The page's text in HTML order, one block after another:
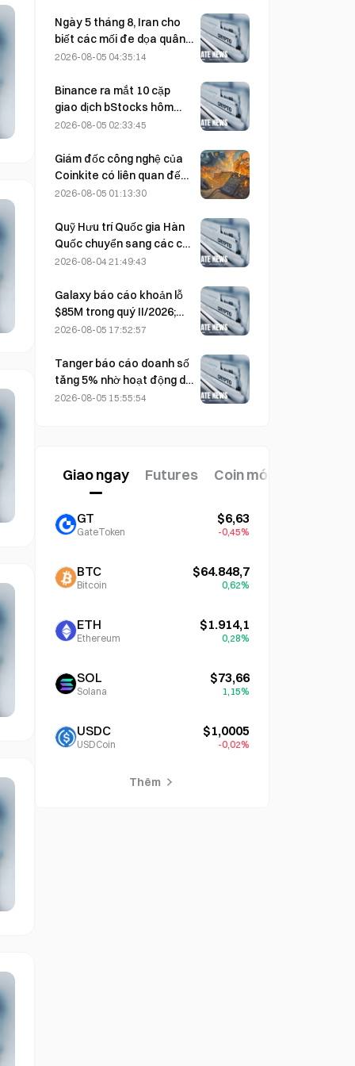
nào, và liệu báo cáo tài
chính có thể xác thực luận
điểm tăng trưởng này?
Ngày 5 tháng 8, Iran cho
biết các mối đe dọa quân
sự của Mỹ đã khiến thỏa
Hormuz bị trì hoãn.
2026-08-05 04:35:14
Binance ra mắt 10 cặp
giao dịch bStocks hôm
nay lúc 20:00 (UTC+8),
2026-08-05 02:33:45
Giám đốc công nghệ của
Coinkite có liên quan đến
sự cố khai thác lỗ hổng
tấn công gây thiệt hại 114
triệu USD
2026-08-05 01:13:30
Quỹ Hưu trí Quốc gia Hàn
Quốc chuyển sang các cổ
phiếu phòng thủ vào ngày
trường biến động
2026-08-04 21:49:43
Galaxy báo cáo khoản lỗ
$85M trong quý II/2026;
doanh thu thấp hơn dự
phiếu giảm 7,23%
2026-08-05 17:52:57
Tanger báo cáo doanh số
tăng 5% nhờ hoạt động du
lịch mùa World Cup trong
2026-08-05 15:55:54
Giao ngay Futures Coin mới
GT
GateToken
$6,63
-0,45%
BTC
Bitcoin
$64.848,7
0,62%
ETH
Ethereum
$1.914,1
0,28%
SOL
Solana
$73,66
1,15%
USDC
USDCoin
$1,0005
-0,02%
Thêm